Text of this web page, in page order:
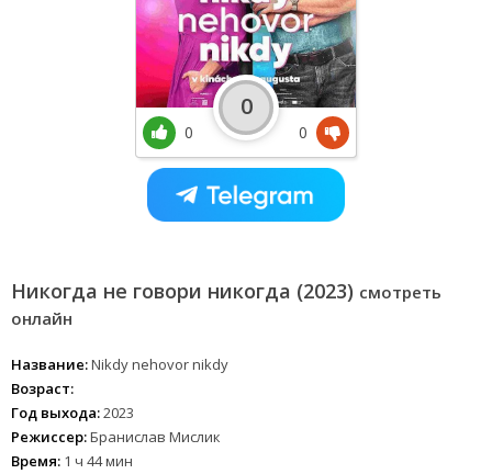
Никогда не говори никогда (2023) смотреть
онлайн
Название:Nikdy nehovor nikdy
Возраст:
Год выхода:2023
Режиссер:Бранислав Мислик
Время: 1 ч 44 мин
0
0
0